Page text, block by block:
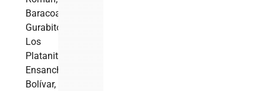
Baracoa,
Gurabito,
Los
Platanitos,
Ensanche
Bolívar,